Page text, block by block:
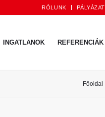
RÓLUNK PÁLYÁZAT
INGATLANOK REFERENCIÁK
Főoldal